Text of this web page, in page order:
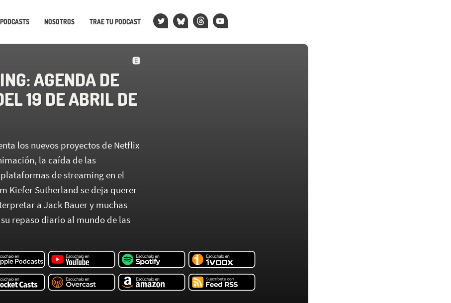
PODCASTS NOSOTROS TRAE TU PODCAST
AGENDA DE
19 DE ABRIL DE
los nuevos proyectos de Netflix
la caída de las
de streaming en el
Kiefer Sutherland se deja querer
a Jack Bauer y muchas
repaso diario al mundo de las